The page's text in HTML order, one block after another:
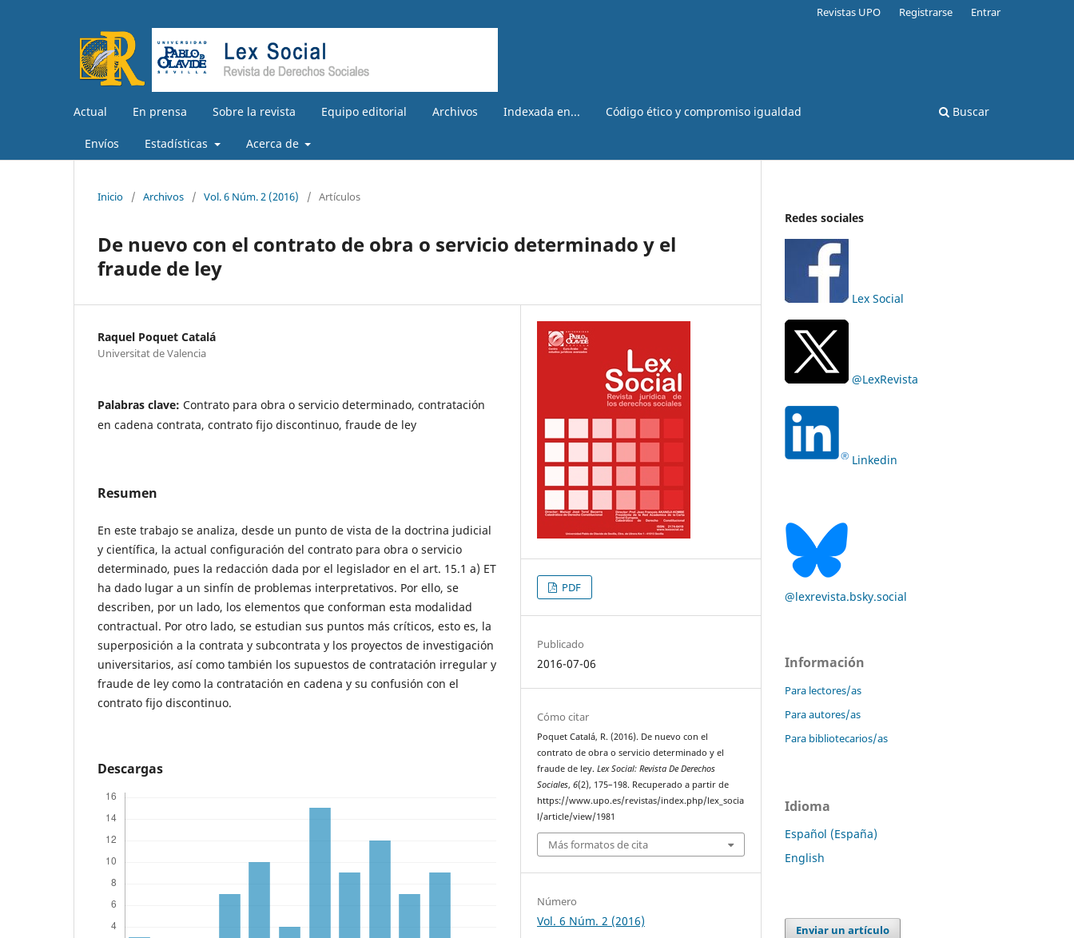
Actual En prensa Sobre la revista Equipo editorial Archivos Indexada en... Código ético y compromiso igualdad
Envíos Estadísticas Acerca de
Buscar
Revistas UPO Registrarse Entrar
Inicio / Archivos / Vol. 6 Núm. 2 (2016) / Artículos
De nuevo con el contrato de obra o servicio determinado y el
fraude de ley
Raquel Poquet Catalá
Universitat de Valencia
Palabras clave: Contrato para obra o servicio determinado, contratación
en cadena contrata, contrato fijo discontinuo, fraude de ley
Resumen
En este trabajo se analiza, desde un punto de vista de la doctrina judicial
y científica, la actual configuración del contrato para obra o servicio
determinado, pues la redacción dada por el legislador en el art. 15.1 a) ET
ha dado lugar a un sinfín de problemas interpretativos. Por ello, se
describen, por un lado, los elementos que conforman esta modalidad
contractual. Por otro lado, se estudian sus puntos más críticos, esto es, la
superposición a la contrata y subcontrata y los proyectos de investigación
universitarios, así como también los supuestos de contratación irregular y
fraude de ley como la contratación en cadena y su confusión con el
contrato fijo discontinuo.
Descargas
PDF
Publicado
2016-07-06
Cómo citar
Poquet Catalá, R. (2016). De nuevo con el
contrato de obra o servicio determinado y el
fraude de ley.Lex Social: Revista De Derechos
Sociales,6(2), 175–198. Recuperado a partir de
https://www.upo.es/revistas/index.php/lex_socia
l/article/view/1981
Más formatos de cita
Número
Vol. 6 Núm. 2 (2016)
Redes sociales
Lex Social
@LexRevista
Linkedin
@lexrevista.bsky.social
Información
Para lectores/as
Para autores/as
Para bibliotecarios/as
Idioma
Español (España)
English
Enviar un artículo